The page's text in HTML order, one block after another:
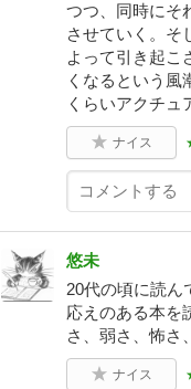
つつ、同時にそ
させていく。そ
よって引き起こ
くなるという風
くらいアクチュ
ナイス
悠未
20代の頃に読ん
応えのある本を
さ、弱さ、怖さ
ナイス